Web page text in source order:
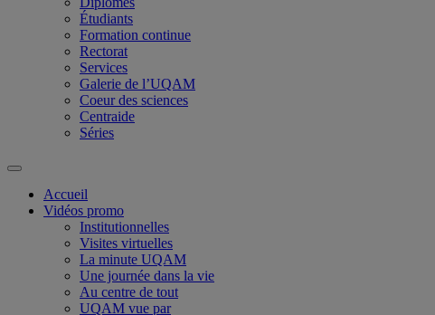
Étudiants
Formation continue
Rectorat
Services
Galerie de l’UQAM
Coeur des sciences
Centraide
Séries
Accueil
Vidéos promo
Institutionnelles
Visites virtuelles
La minute UQAM
Une journée dans la vie
Au centre de tout
UQAM vue par